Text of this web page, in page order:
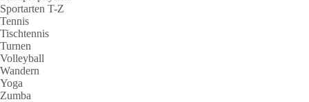
Sportarten T-Z
Tennis
Tischtennis
Turnen
Volleyball
Wandern
Yoga
Zumba